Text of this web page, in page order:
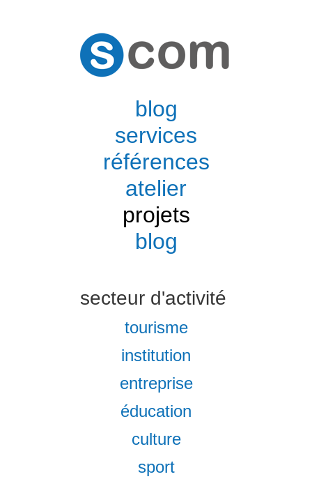
blog
services
références
atelier
projets
blog
secteur d'activité
tourisme
institution
entreprise
éducation
culture
sport